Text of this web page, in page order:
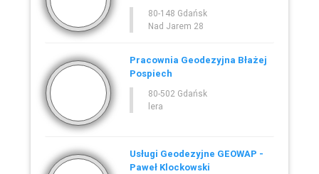
80-148 Gdańsk
Nad Jarem 28
Pracownia Geodezyjna Błażej
Pospiech
80-502 Gdańsk
lera
Usługi Geodezyjne GEOWAP -
Paweł Klockowski